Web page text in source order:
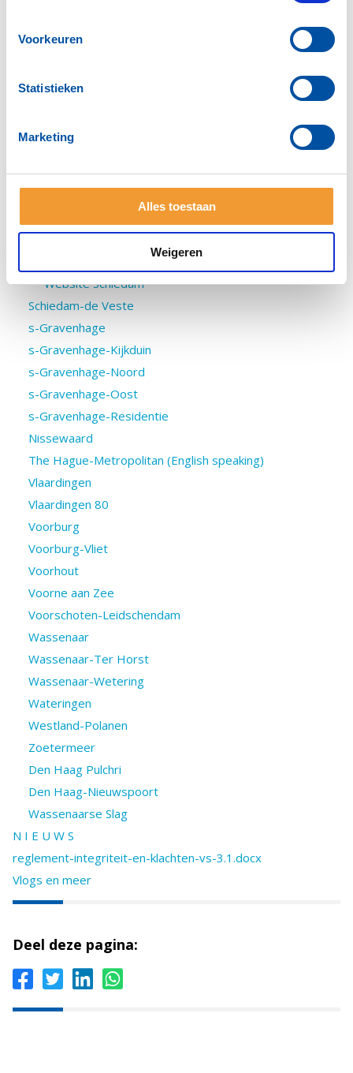
Voorkeuren
Statistieken
Marketing
Alles toestaan
Weigeren
Rotterdam-Delfshaven
Rotterdam-Kralingen
Rotterdam-Nieuwe dag
Rotterdam-Stad
Website Schiedam
Schiedam-de Veste
s-Gravenhage
s-Gravenhage-Kijkduin
s-Gravenhage-Noord
s-Gravenhage-Oost
s-Gravenhage-Residentie
Nissewaard
The Hague-Metropolitan (English speaking)
Vlaardingen
Vlaardingen 80
Voorburg
Voorburg-Vliet
Voorhout
Voorne aan Zee
Voorschoten-Leidschendam
Wassenaar
Wassenaar-Ter Horst
Wassenaar-Wetering
Wateringen
Westland-Polanen
Zoetermeer
Den Haag Pulchri
Den Haag-Nieuwspoort
Wassenaarse Slag
N I E U W S
reglement-integriteit-en-klachten-vs-3.1.docx
Vlogs en meer
Deel deze pagina: